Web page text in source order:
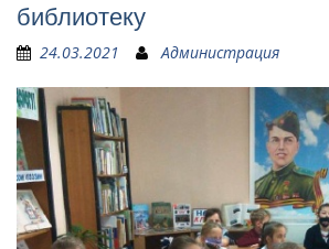
библиотеку
24.03.2021 Администрация